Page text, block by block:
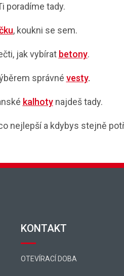
poradíme tady.
, koukni se sem.
jak vybírat betony.
správné vesty.
kalhotynajdeš tady.
nejlepší a kdybys stejně
KONTAKT
OTEVÍRACÍ DOBA